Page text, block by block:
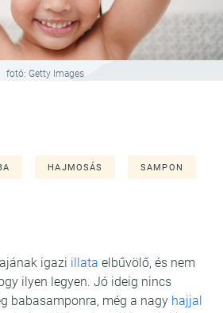
fotó: Getty Images
HAJMOSÁS SAMPON
igazi illata elbűvölő, és nem
ilyen legyen. Jó ideig nincs
babasamponra, még a nagy hajjal